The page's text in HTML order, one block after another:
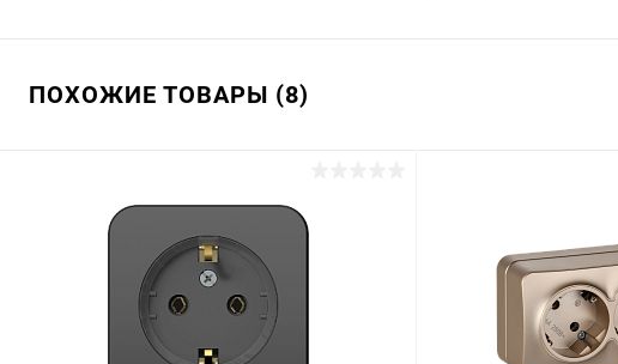
ПОХОЖИЕ ТОВАРЫ (8)